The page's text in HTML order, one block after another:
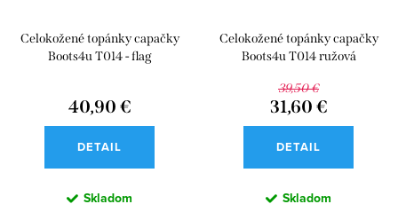
Celokožené topánky capačky
Boots4u T014 - flag
40,90 €
DETAIL
Skladom
Celokožené topánky capačky
Boots4u T014 ružová
39,50 €
31,60 €
DETAIL
Skladom